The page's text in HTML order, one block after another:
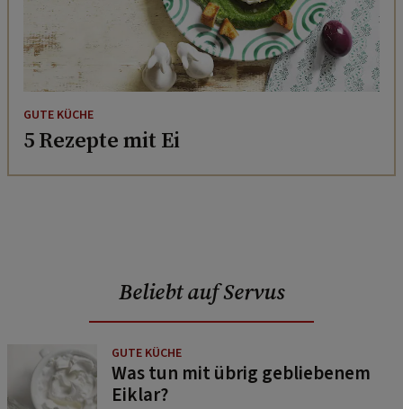
GUTE KÜCHE
5 Rezepte mit Ei
Beliebt auf Servus
GUTE KÜCHE
Was tun mit übrig gebliebenem
Eiklar?